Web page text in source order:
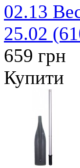
02.13
25.02
659 грн
Купити